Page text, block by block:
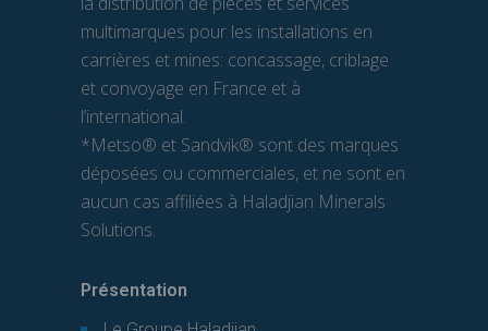
multimarques pour les installations en
carrières et mines: concassage, criblage
et convoyage en France et à
l’international.
*Metso® et Sandvik® sont des marques
déposées ou commerciales, et ne sont en
aucun cas affiliées à Haladjian Minerals
Solutions.
Présentation